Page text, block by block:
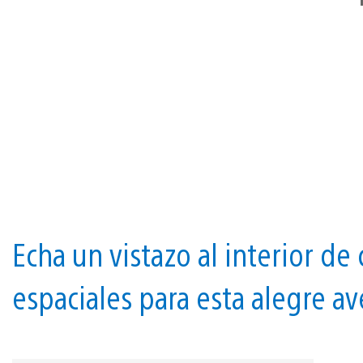
Echa un vistazo al interior de
espaciales para esta alegre